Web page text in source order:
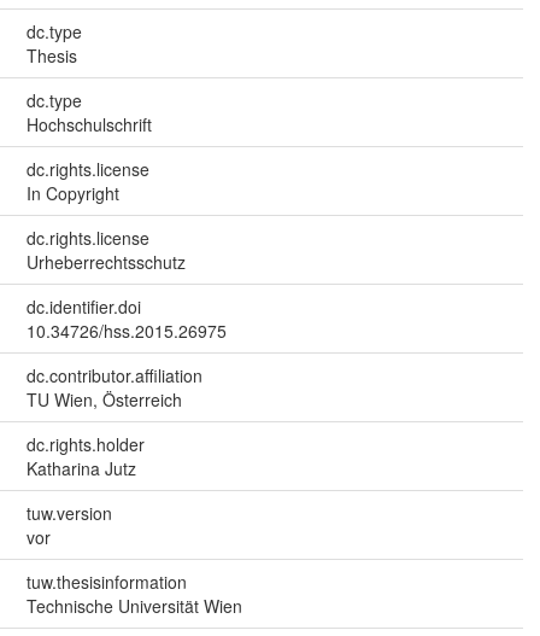
dc.type
Thesis
dc.type
Hochschulschrift
dc.rights.license
In Copyright
dc.rights.license
Urheberrechtsschutz
dc.identifier.doi
10.34726/hss.2015.26975
dc.contributor.affiliation
TU Wien, Österreich
dc.rights.holder
Katharina Jutz
tuw.version
vor
tuw.thesisinformation
Technische Universität Wien